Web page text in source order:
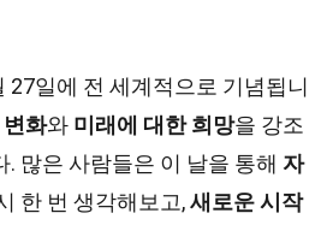
27일에 전 세계적으로 기념됩니
화와 미래에 대한 희망을 강조
많은 사람들은 이 날을 통해 자
한 번 생각해보고,새로운 시작